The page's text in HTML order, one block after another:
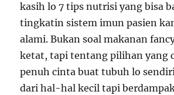
kasih lo 7 tips nutrisi yang bisa
tingkatin sistem imun pasien
alami. Bukan soal makanan
ketat, tapi tentang pilihan yang
penuh cinta buat tubuh lo
dari hal-hal kecil tapi